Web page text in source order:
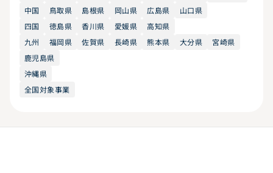
中国
鳥取県 島根県 岡山県 広島県
山口県
四国
徳島県 香川県 愛媛県
高知県
九州
福岡県 佐賀県 長崎県 熊本県 大分県
宮崎県
鹿児島県
沖縄県
全国対象事業